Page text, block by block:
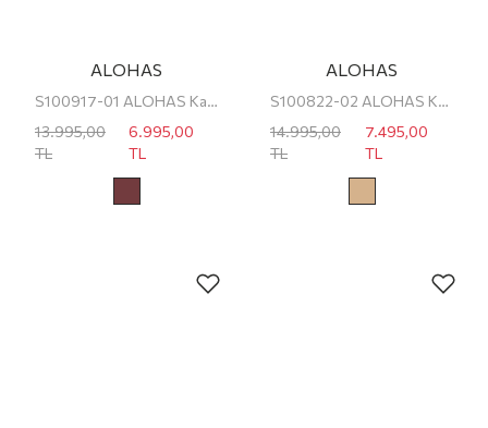
ALOHAS
S100917-01 ALOHAS Kadın Sneaker
13.995,00
TL
6.995,00
TL
ALOHAS
S100822-02 ALOHAS Kadın Sneaker
14.995,00
TL
7.495,00
TL